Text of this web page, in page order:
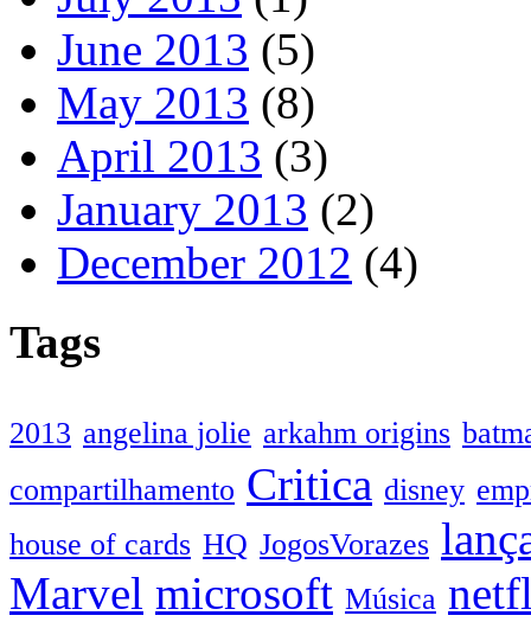
June 2013 (5)
May 2013 (8)
April 2013 (3)
January 2013 (2)
December 2012 (4)
Tags
2013 angelina jolie arkahm origins
compartilhamento Critica disney
house of cards HQ JogosVorazes
Marvel microsoft Música